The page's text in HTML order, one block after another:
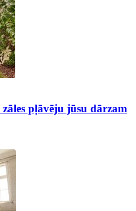
pļāvēju jūsu dārzam